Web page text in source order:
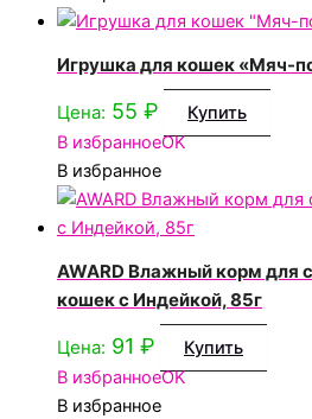
Игрушка для кошек «Мяч-
Цена: 55 ₽
Купить
В избранноеOK
В избранное
AWARD Влажный корм для
кошек с Индейкой, 85г
Цена: 91 ₽
Купить
В избранноеOK
В избранное